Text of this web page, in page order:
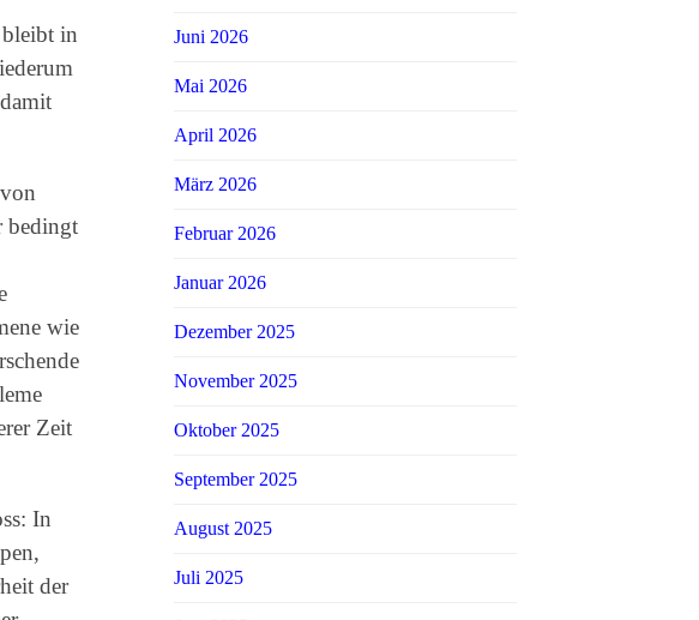
bleibt in
bedingt
wie
Zeit
In
der
Juni 2026
Mai 2026
April 2026
März 2026
Februar 2026
Januar 2026
Dezember 2025
November 2025
Oktober 2025
September 2025
August 2025
Juli 2025